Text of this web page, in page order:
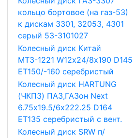
кольцо бортовое (на газ-53)
к дискам 3301, 32053, 4301
серый 53-3101027
Колесный диск Китай
МТЗ-1221 W12х24/8х190 D145
ET150/-160 серебристый
Колесный диск HARTUNG
(ЧКПЗ) ПАЗ,ГАЗон Next
6.75х19.5/6х222.25 D164
ET135 серебристый с вент.
Колесный диск SRW п/